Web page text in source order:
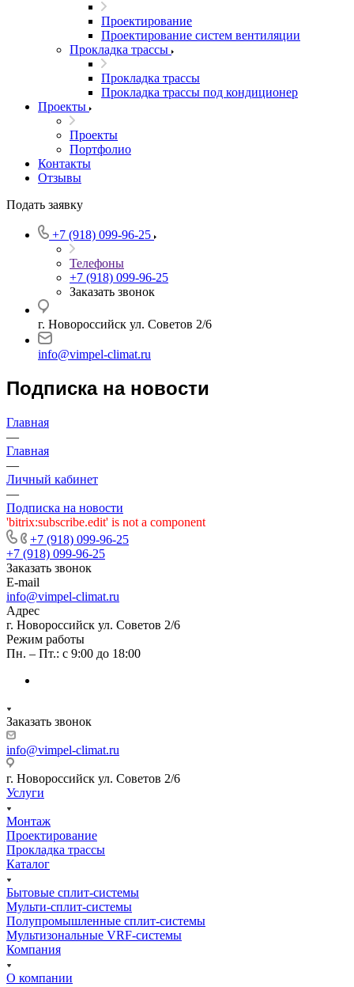
Проектирование
Проектирование систем вентиляции
Прокладка трассы
Прокладка трассы
Прокладка трассы под кондиционер
Проекты
Проекты
Портфолио
Контакты
Отзывы
Подать заявку
+7 (918) 099-96-25
Телефоны
+7 (918) 099-96-25
Заказать звонок
г. Новороссийск ул. Советов 2/6
info@vimpel-climat.ru
Подписка на новости
Главная
—
Главная
—
Личный кабинет
—
Подписка на новости
'bitrix:subscribe.edit' is not a component
+7 (918) 099-96-25
+7 (918) 099-96-25
Заказать звонок
E-mail
info@vimpel-climat.ru
Адрес
г. Новороссийск ул. Советов 2/6
Режим работы
Пн. – Пт.: с 9:00 до 18:00
Заказать звонок
info@vimpel-climat.ru
г. Новороссийск ул. Советов 2/6
Услуги
Монтаж
Проектирование
Прокладка трассы
Каталог
Бытовые сплит-системы
Мульти-сплит-системы
Полупромышленные сплит-системы
Мультизональные VRF-системы
Компания
О компании